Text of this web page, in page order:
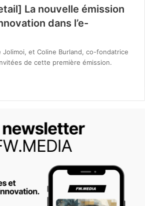
La nouvelle émission
dans l’e-
Jolimoi, et Coline Burland, co-fondatrice
de cette première émission.